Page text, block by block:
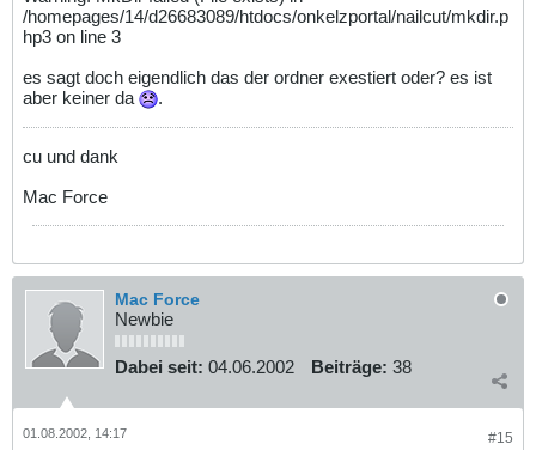
/homepages/14/d26683089/htdocs/onkelzportal/nailcut/mkdir.p
hp3 on line 3
es sagt doch eigendlich das der ordner exestiert oder? es ist
aber keiner da
.
cu und dank
Mac Force
Mac Force
Newbie
Dabei seit: 04.06.2002 Beiträge: 38
#15
01.08.2002, 14:17